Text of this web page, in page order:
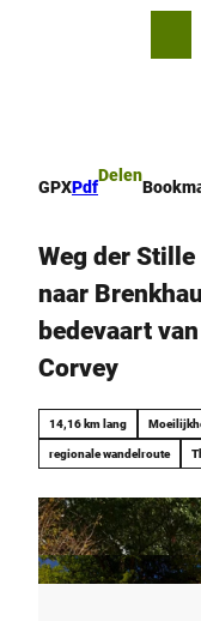
GPXPdf
Delen
Weg der
naar
bedevaart
Corvey
14,16 km lang
regionale wandelroute